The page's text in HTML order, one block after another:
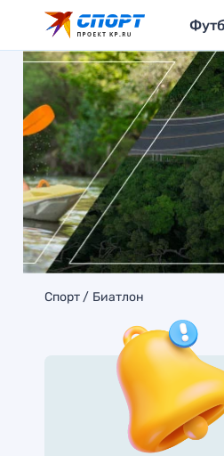
Спорт Биатлон